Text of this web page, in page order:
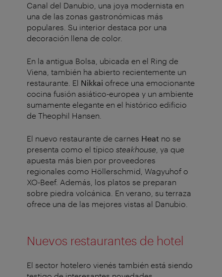
Canal del Danubio, una joya modernista en
una de las zonas gastronómicas más
populares. Su interior destaca por una
decoración llena de color.
En la antigua Bolsa, ubicada en el Ring de
Viena, también ha abierto recientemente un
restaurante. El Nikkai ofrece una emocionante
cocina fusión asiático-europea y un ambiente
sumamente elegante en el histórico edificio
de Theophil Hansen.
El nuevo restaurante de carnes Heat no se
presenta como el típico steakhouse , ya que
apuesta más bien por proveedores
regionales como Höllerschmid, Wagyuhof o
XO-Beef. Además, los platos se preparan
sobre piedra volcánica. En verano, su terraza
ofrece una de las mejores vistas al Danubio.
Nuevos restaurantes de hotel
El sector hotelero vienés también está siendo